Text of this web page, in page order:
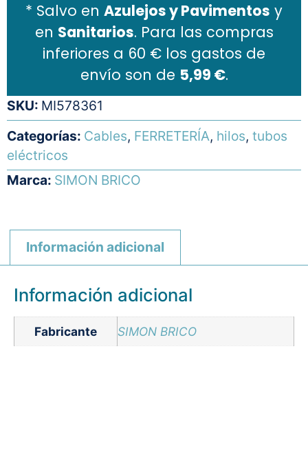
* Salvo en Azulejos y Pavimentos y
en Sanitarios. Para las compras
inferiores a 60 € los gastos de
envío son de 5,99 €.
SKU: MI578361
Categorías: Cables, FERRETERÍA, hilos, tubos
eléctricos
Marca: SIMON BRICO
Información adicional
Información adicional
Fabricante SIMON BRICO